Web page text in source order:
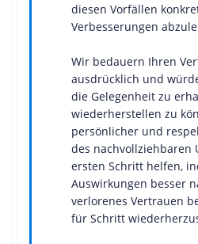
diesen Vorfällen
Verbesserungen
Wir bedauern Ihren
ausdrücklich und
die Gelegenheit zu
wiederherstellen zu
persönlicher und
des nachvollziehbaren
ersten Schritt helfen,
Auswirkungen besser
verlorenes Vertrauen
für Schritt